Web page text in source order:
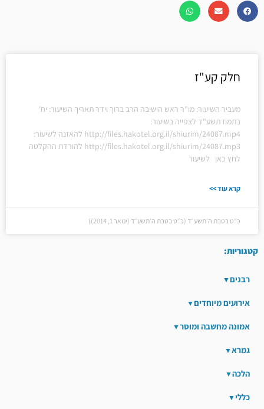
חלק קע"ז
מעביר השיעור: מו"ר ראש הישיבה הרב ברוך וידר תאריך השיעור: יח'
בתמוז תשע"ד לצפייה בשיעור:
http://files.hakotel.org.il/shiurim/24087.mp4 להאזנה לשיעור:
http://files.hakotel.org.il/shiurim/24087.mp3 להורדת ההקלטה
לחץ כאן לשיעור
קרא עוד >>
כ״ט בטבת ה׳תשע״ד (כ״ט בטבת ה׳תשע״ד (ינואר 1, 2014))
קטגוריות:
רבנים
אירועים מיוחדים
אמונה מחשבה ומוסר
גמרא
הלכה
כללי